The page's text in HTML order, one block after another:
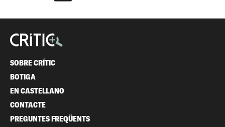
SOBRE CRÍTIC
BOTIGA
EN CASTELLANO
CONTACTE
PREGUNTES FREQÜENTS